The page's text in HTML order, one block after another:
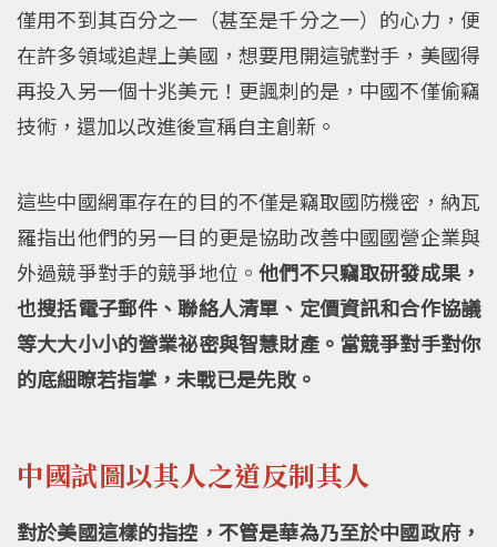
僅用不到其百分之一（甚至是千分之一）的心力，便
在許多領域追趕上美國，想要甩開這號對手，美國得
再投入另一個十兆美元！更諷刺的是，中國不僅偷竊
技術，還加以改進後宣稱自主創新。
這些中國網軍存在的目的不僅是竊取國防機密，納瓦
羅指出他們的另一目的更是協助改善中國國營企業與
外過競爭對手的競爭地位。他們不只竊取研發成果，
也搜括電子郵件、聯絡人清單、定價資訊和合作協議
等大大小小的營業祕密與智慧財產。當競爭對手對你
的底細瞭若指掌，未戰已是先敗。
中國試圖以其人之道反制其人
對於美國這樣的指控，不管是華為乃至於中國政府，